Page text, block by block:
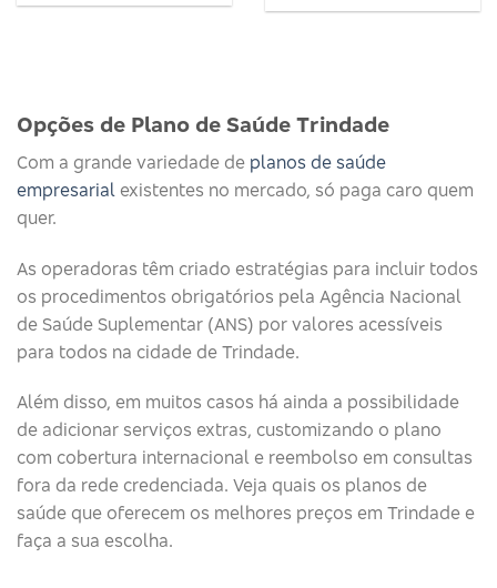
Opções de Plano de Saúde Trindade
Com a grande variedade de planos de saúde
empresarial existentes no mercado, só paga caro quem
quer.
As operadoras têm criado estratégias para incluir todos
os procedimentos obrigatórios pela Agência Nacional
de Saúde Suplementar (ANS) por valores acessíveis
para todos na cidade de Trindade.
Além disso, em muitos casos há ainda a possibilidade
de adicionar serviços extras, customizando o plano
com cobertura internacional e reembolso em consultas
fora da rede credenciada. Veja quais os planos de
saúde que oferecem os melhores preços em Trindade e
faça a sua escolha.